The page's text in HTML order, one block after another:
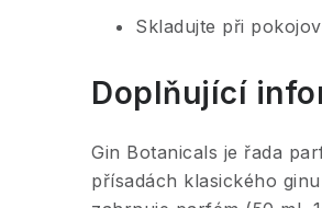
Skladujte při
Doplňující
Gin Botanicals je řada
přísadách klasického